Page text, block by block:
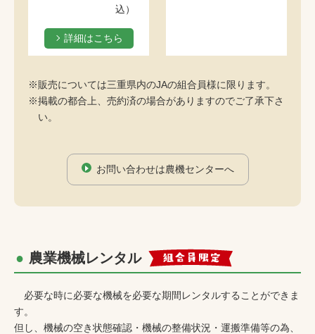
込）
詳細はこちら
※販売については三重県内のJAの組合員様に限ります。
※掲載の都合上、売約済の場合がありますのでご了承下さ
い。
お問い合わせは農機センターへ
農業機械レンタル
必要な時に必要な機械を必要な期間レンタルすることができま
す。
但し、機械の空き状態確認・機械の整備状況・運搬準備等の為、